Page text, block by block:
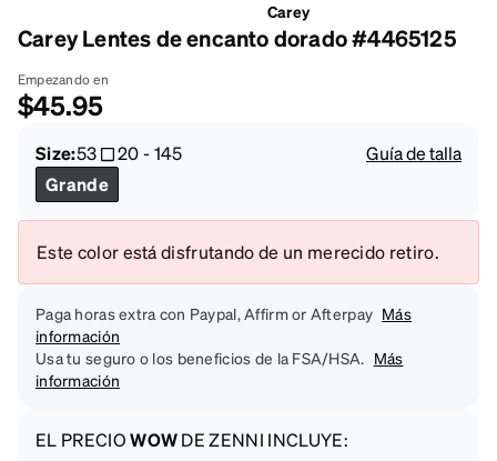
Carey
Carey Lentes de encanto dorado #4465125
Empezando en
$45.95
Size:53 20-145
Guía de talla
Grande
Este color está disfrutando de un merecido retiro.
Paga horas extra con Paypal, Affirm or Afterpay Más
información
Usa tu seguro o los beneficios de la FSA/HSA. Más
información
EL PRECIOWOWDE ZENNI INCLUYE: